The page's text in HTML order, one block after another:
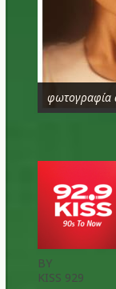
φωτογραφία
BY
KISS 929